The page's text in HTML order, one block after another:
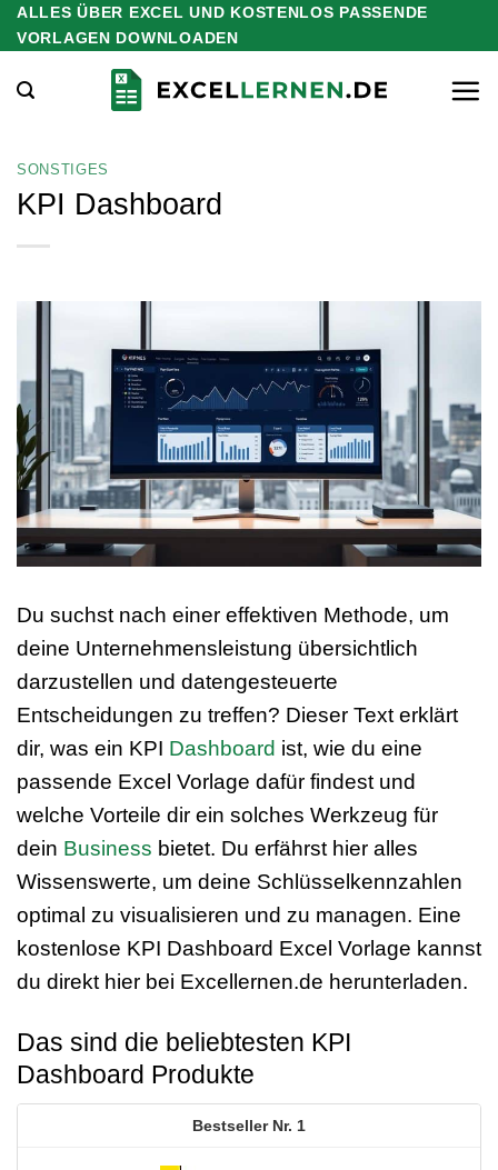
Zum
Inhalt
springen
ALLES ÜBER EXCEL UND KOSTENLOS PASSENDE
VORLAGEN DOWNLOADEN
SONSTIGES
KPI Dashboard
Du suchst nach einer effektiven Methode, um
deine Unternehmensleistung übersichtlich
darzustellen und datengesteuerte
Entscheidungen zu treffen? Dieser Text erklärt
dir, was ein KPI Dashboard ist, wie du eine
passende Excel Vorlage dafür findest und
welche Vorteile dir ein solches Werkzeug für
dein Business bietet. Du erfährst hier alles
Wissenswerte, um deine Schlüsselkennzahlen
optimal zu visualisieren und zu managen. Eine
kostenlose KPI Dashboard Excel Vorlage kannst
du direkt hier bei Excellernen.de herunterladen.
Das sind die beliebtesten KPI
Dashboard Produkte
1